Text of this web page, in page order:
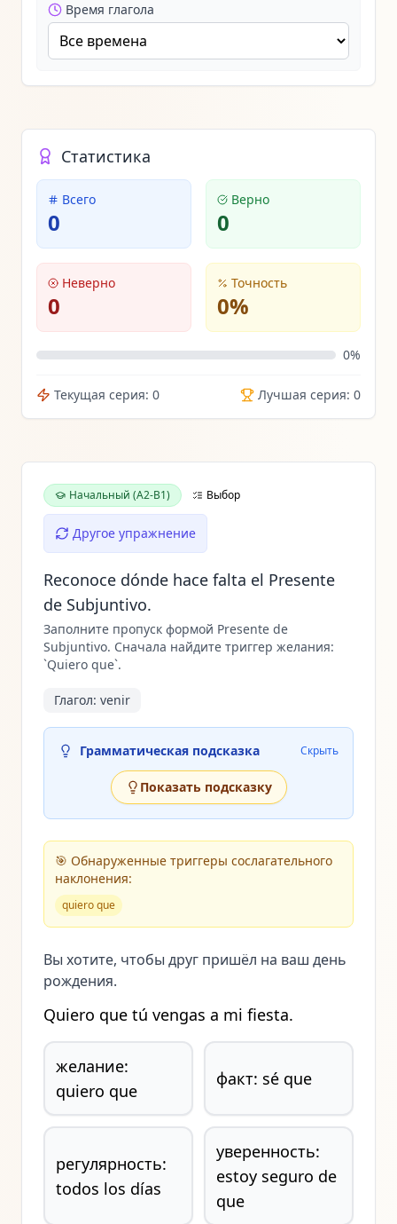
Время глагола
Статистика
Всего
0
Верно
0
Неверно
0
Точность
0%
0%
Текущая серия: 0 Лучшая серия: 0
Начальный (A2-B1) Выбор
Другое упражнение
Reconoce dónde hace falta el Presente
de Subjuntivo.
Заполните пропуск формой Presente de
Subjuntivo. Сначала найдите триггер желания:
`Quiero que`.
Глагол: venir
Грамматическая подсказка Скрыть
Показать подсказку
🎯 Обнаруженные триггеры сослагательного
наклонения:
quiero que
Вы хотите, чтобы друг пришёл на ваш день
рождения.
Quiero que tú vengas a mi fiesta.
желание:
quiero que
факт: sé que
регулярность:
todos los días
уверенность:
estoy seguro de
que